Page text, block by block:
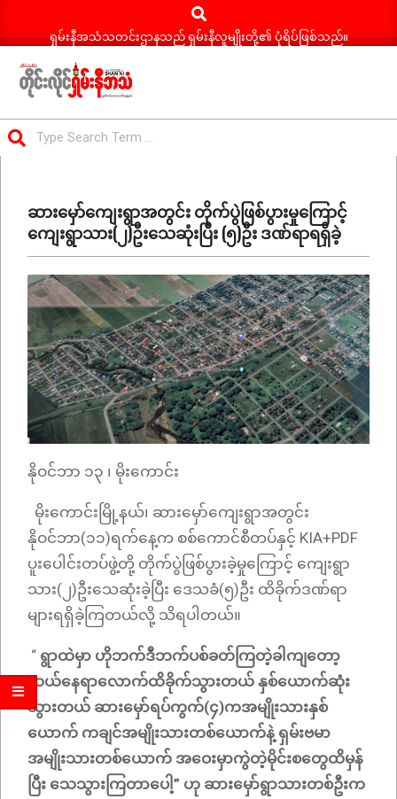
Search
ရှမ်းနီအသံသတင်းဌာနသည် ရှမ်းနီလူမျိုးတို့၏ ပုံရိပ်ဖြစ်သည်။
ရှမ်း
နီ
သတင်း
Menuဆားမှော်ကျေးရွာအတွင်း တိုက်ပွဲဖြစ်ပွားမှုကြောင့်
ကျေးရွာသား(၂)ဦးသေဆုံးပြီး (၅)ဦး ဒဏ်ရာရရှိခဲ့
နိုဝင်ဘာ ၁၃ ၊ မိုးကောင်း
မိုးကောင်းမြို့နယ်၊ ဆားမှော်ကျေးရွာအတွင်း
နိုဝင်ဘာ(၁၁)ရက်နေ့က စစ်ကောင်စီတပ်နှင့် KIA+PDF
ပူးပေါင်းတပ်ဖွဲ့တို့ တိုက်ပွဲဖြစ်ပွားခဲ့မှုကြောင့် ကျေးရွာ
သား(၂)ဦးသေဆုံးခဲ့ပြီး ဒေသခံ(၅)ဦး ထိခိုက်ဒဏ်ရာ
များရရှိခဲ့ကြတယ်လို့ သိရပါတယ်။
“ ရွာထဲမှာ ဟိုဘက်ဒီဘက်ပစ်ခတ်ကြတဲ့ခါကျတော့
ဆယ်နေရာလောက်ထိခိုက်သွားတယ် နှစ်ယောက်ဆုံး
သွားတယ် ဆားမှော်ရပ်ကွက်(၄)ကအမျိုးသားနှစ်
ယောက် ကချင်အမျိုးသားတစ်ယောက်နဲ့ ရှမ်းဗမာ
အမျိုးသားတစ်ယောက် အဝေးမှာကွဲတဲ့မိုင်းစတွေထိမှန်
ပြီး သေသွားကြတာပေါ့” ဟု ဆားမှော်ရွာသားတစ်ဦးက